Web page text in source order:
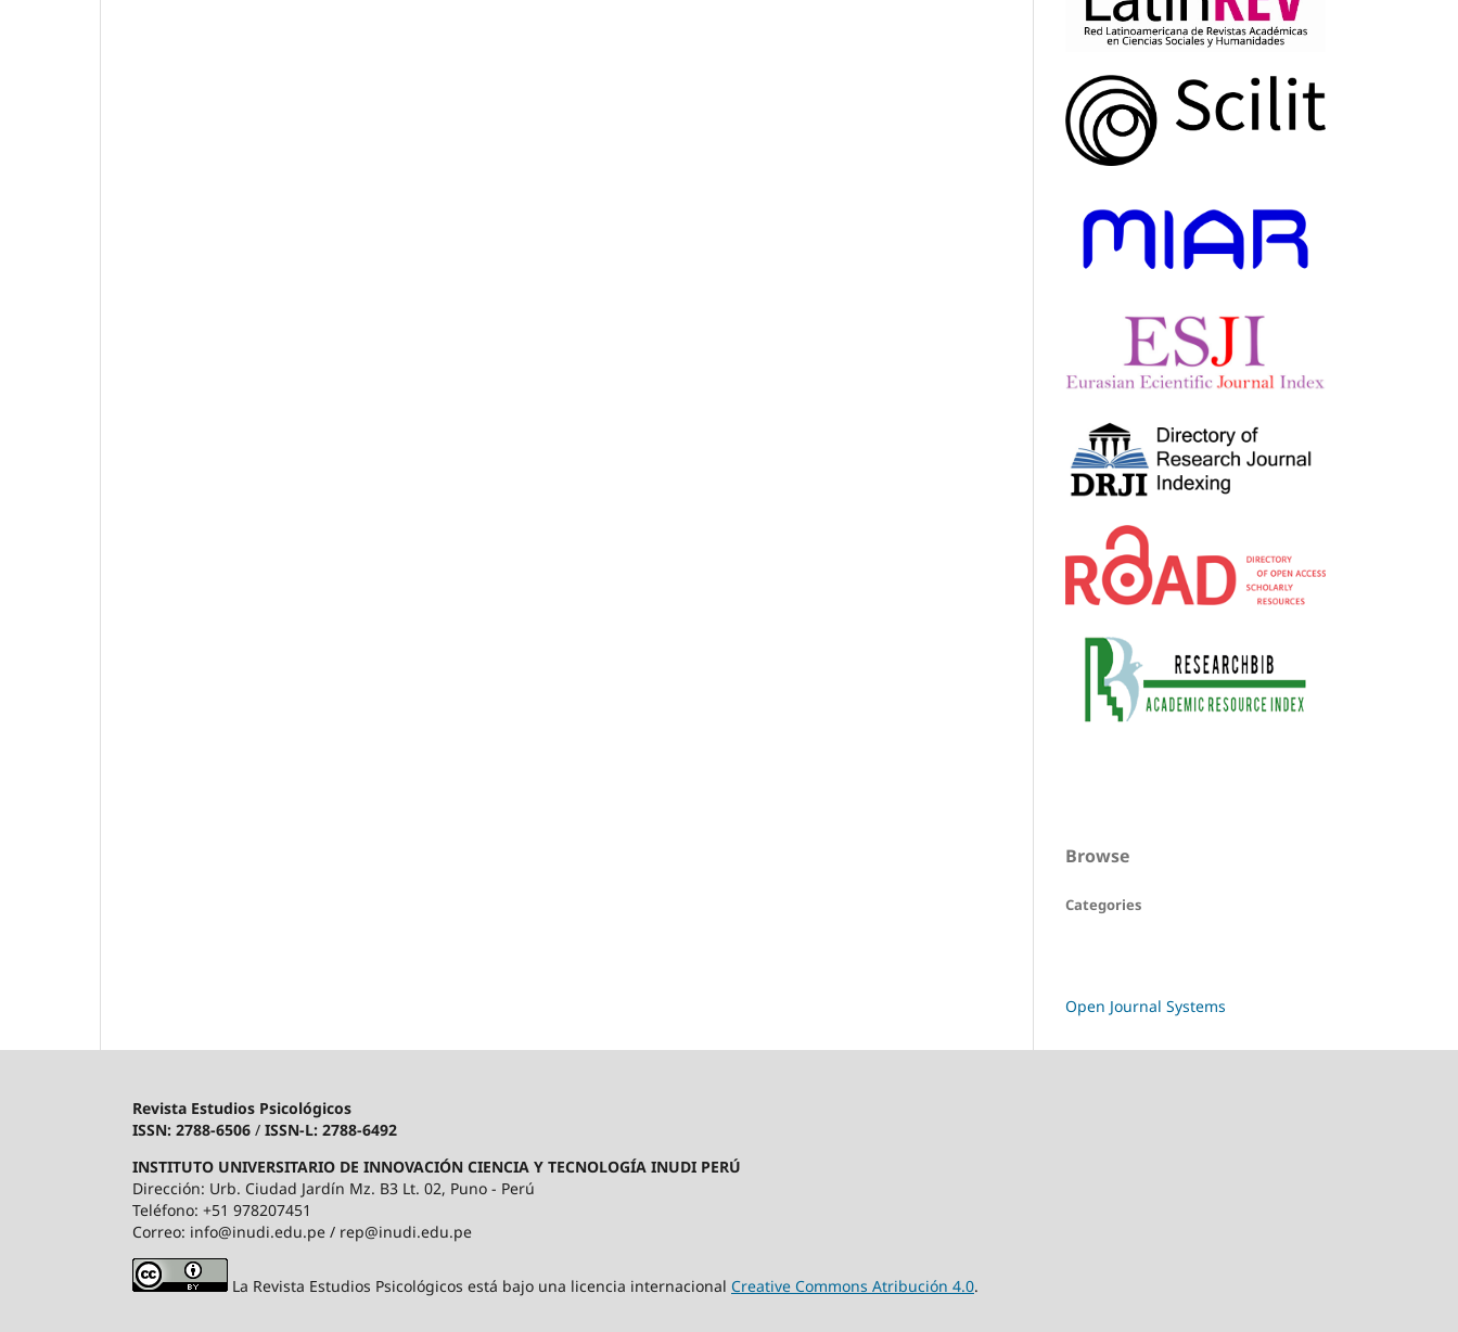
Browse
Categories
Open Journal Systems
Revista Estudios Psicológicos
ISSN: 2788-6506 / ISSN-L: 2788-6492
INSTITUTO UNIVERSITARIO DE INNOVACIÓN CIENCIA Y TECNOLOGÍA INUDI PERÚ
Dirección: Urb. Ciudad Jardín Mz. B3 Lt. 02, Puno - Perú
Teléfono: +51 978207451
Correo: info@inudi.edu.pe / rep@inudi.edu.pe
La Revista Estudios Psicológicos está bajo una licencia internacional Creative Commons Atribución 4.0.